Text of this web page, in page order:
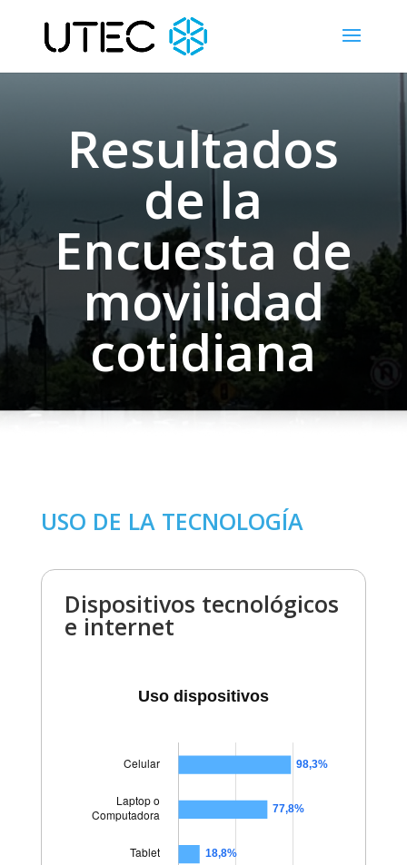
Resultados
de la
Encuesta de
movilidad
cotidiana
USO DE LA TECNOLOGÍA
Dispositivos tecnológicos
e internet
Uso dispositivos